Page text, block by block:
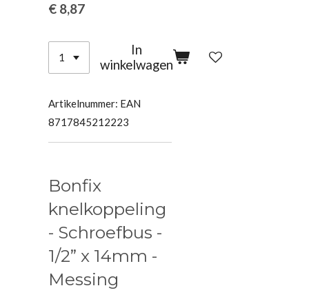
€ 8,87
In
winkelwagen
Artikelnummer: EAN
8717845212223
Bonfix
knelkoppeling
- Schroefbus -
1/2” x 14mm -
Messing